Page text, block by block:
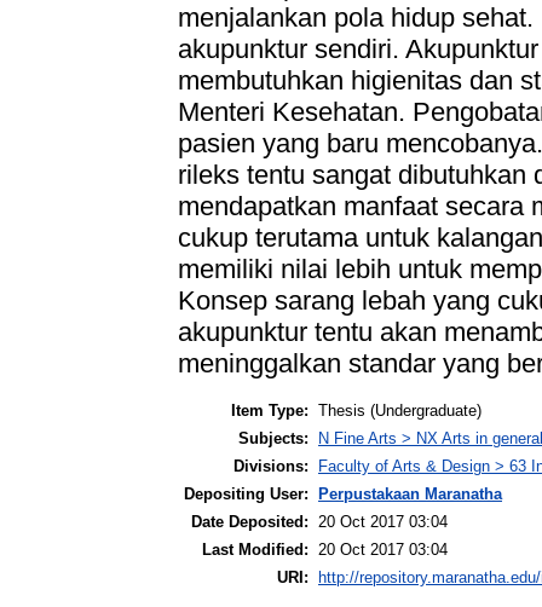
menjalankan pola hidup
akupunktur sendiri.
membutuhkan higienitas dan
Menteri Kesehatan.
pasien yang baru
rileks tentu sangat dibutuhkan
mendapatkan manfaat secara
cukup terutama untuk
memiliki nilai lebih untuk
Konsep sarang lebah yang
akupunktur tentu akan
meninggalkan standar yang
Item Type: Thesis (Undergraduate)
Subjects:
N Fine Arts > NX Arts in general
Divisions:
Faculty of Arts & Design > 63
Depositing User:
Perpustakaan Maranatha
Date Deposited:
20 Oct 2017 03:04
Last Modified:
20 Oct 2017 03:04
URI:
http://